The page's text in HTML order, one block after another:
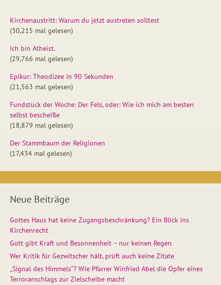
Kirchenaustritt: Warum du jetzt austreten solltest
(30,215 mal gelesen)
Ich bin Atheist.
(29,766 mal gelesen)
Epikur: Theodizee in 90 Sekunden
(21,563 mal gelesen)
Fundstück der Woche: Der Fels, oder: Wie ich mich am besten
selbst bescheiße
(18,879 mal gelesen)
Der Stammbaum der Religionen
(17,434 mal gelesen)
Neue Beiträge
Gottes Haus hat keine Zugangsbeschränkung? Ein Blick ins
Kirchenrecht
Gott gibt Kraft und Besonnenheit – nur keinen Regen
Wer Kritik für Gezwitscher hält, prüft auch keine Zitate
„Signal des Himmels“? Wie Pfarrer Winfried Abel die Opfer eines
Terroranschlags zur Zielscheibe macht